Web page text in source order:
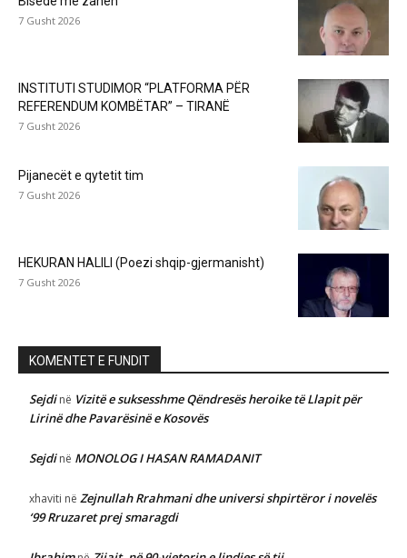
7 Gusht 2026
INSTITUTI STUDIMOR “PLATFORMA PËR
REFERENDUM KOMBËTAR” – TIRANË
7 Gusht 2026
Pijanecët e qytetit tim
7 Gusht 2026
HEKURAN HALILI (Poezi shqip-gjermanisht)
7 Gusht 2026
KOMENTET E FUNDIT
Sejdinë Vizitë e suksesshme Qëndresës heroike të Llapit për
Lirinë dhe Pavarësinë e Kosovës
Sejdinë MONOLOG I HASAN RAMADANIT
xhaviti në Zejnullah Rrahmani dhe universi shpirtëror i novelës
‘99 Rruzaret prej smaragdi